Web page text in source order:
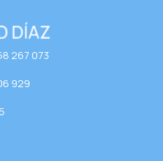
267 073
929